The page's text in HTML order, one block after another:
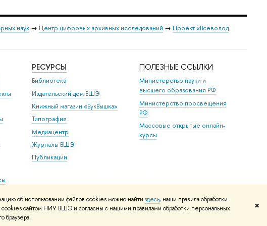
об использовании файлов cookies можно найти здесь, наши правила обработки
cookies сайтом НИУ ВШЭ и согласны с нашими правилами обработки персональных
браузера.
✖
наук → Центр цифровых архивных исследований → Проект «Всеволод
РЕСУРСЫ
Библиотека
Издательский дом ВШЭ
Книжный магазин «БукВышка»
Типография
Медиацентр
Журналы ВШЭ
Публикации
ПОЛЕЗНЫЕ ССЫЛКИ
Министерство науки и
высшего образования РФ
Министерство просвещения
РФ
Массовые открытые онлайн-
курсы